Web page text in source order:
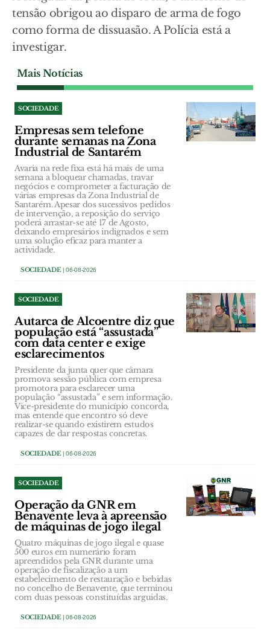
tensão obrigou ao disparo de arma de fogo
como forma de dissuasão. A Polícia está a
investigar.
Mais Notícias
SOCIEDADE
Empresas sem telefone
durante semanas na Zona
Industrial de Santarém
Avaria na rede fixa está há mais de uma
semana a bloquear chamadas, travar
negócios e comprometer a facturação de
várias empresas da Zona Industrial de
Santarém. Apesar dos sucessivos pedidos
de intervenção, a reposição do serviço
poderá arrastar-se até 17 de Agosto,
deixando empresários indignados e sem
uma solução eficaz para manter a
actividade.
SOCIEDADE| 06-08-2026
SOCIEDADE
Autarca de Alcoentre diz que
população está “assustada”
com data center e exige
esclarecimentos
Presidente da junta quer que câmara
promova sessão pública com empresa
promotora para esclarecer uma
população “assustada” e sem informação.
Vice-presidente do município concorda,
mas entende que encontro só deve
realizar-se quando existirem estudos
capazes de dar respostas concretas.
SOCIEDADE| 06-08-2026
SOCIEDADE
Operação da GNR em
Benavente leva à apreensão
de máquinas de jogo ilegal
Quatro máquinas de jogo ilegal e quase
500 euros em numerário foram
apreendidos pela GNR durante uma
operação de fiscalização a um
estabelecimento de restauração e bebidas
no concelho de Benavente, que terminou
com duas pessoas constituídas arguidas.
SOCIEDADE| 06-08-2026